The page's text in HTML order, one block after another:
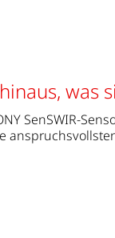
was
SenSWIR-